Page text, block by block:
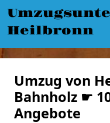
Heilbronn
Umzug von
Bahnholz ☛
Angebote